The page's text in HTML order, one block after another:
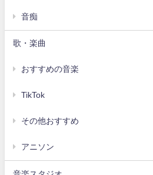
音痴
歌・楽曲
おすすめの音楽
TikTok
その他おすすめ
アニソン